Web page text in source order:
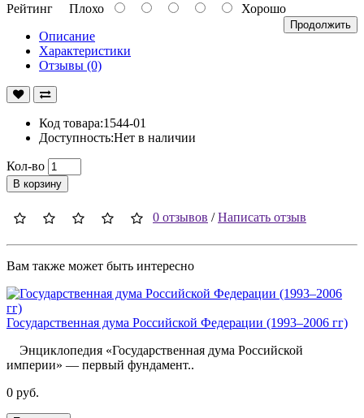
Рейтинг Плохо Хорошо
Продолжить
Описание
Характеристики
Отзывы (0)
Код товара:1544-01
Доступность:Нет в наличии
Кол-во
В корзину
0 отзывов /Написать отзыв
Вам также может быть интересно
Государственная дума Российской Федерации (1993–2006 гг)
Энциклопедия «Государственная дума Российской
империи» — первый фундамент..
0 руб.